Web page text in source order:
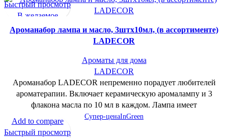
Быстрый просмотр
В желаемое
Ароманабор лампа и масло, 3штx10мл, (в ассортименте)
LADECOR
Ароматы для дома
LADECOR
Ароманабор LADECOR непременно порадует любителей
ароматерапии. Включает керамическую аромалампу и 3
флакона масла по 10 мл в каждом. Лампа имеет
Супер-ценаInGreen
Add to compare
Быстрый просмотр